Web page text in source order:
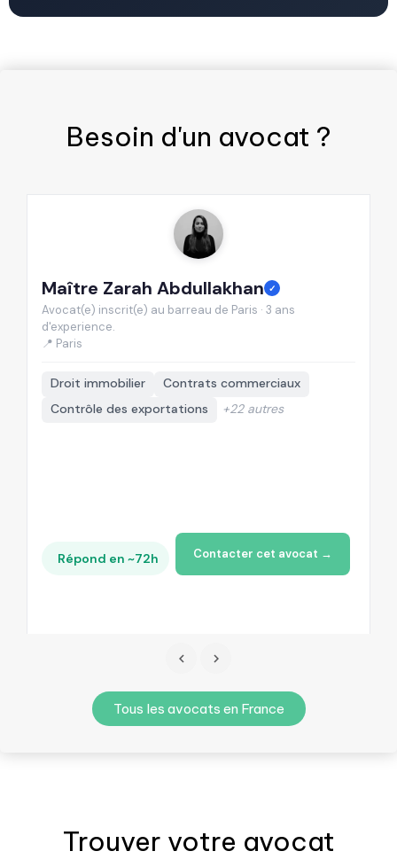
Besoin d'un avocat ?
Maître Zarah Abdullakhan ✓
Avocat(e) inscrit(e) au barreau de Paris · 3 ans
d'experience.
📍 Paris
Droit immobilier
Contrats commerciaux
Contrôle des exportations
+22 autres
Répond en ~72h Contacter cet avocat →
Tous les avocats en France
Trouver votre avocat